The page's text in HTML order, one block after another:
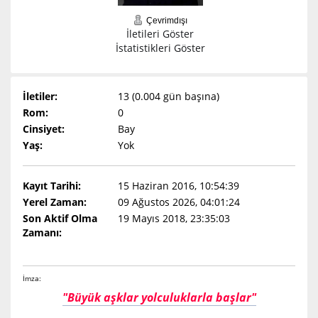
Çevrimdışı
İletileri Göster
İstatistikleri Göster
İletiler:
13 (0.004 gün başına)
Rom:
0
Cinsiyet:
Bay
Yaş:
Yok
Kayıt Tarihi:
15 Haziran 2016, 10:54:39
Yerel Zaman:
09 Ağustos 2026, 04:01:24
Son Aktif Olma
Zamanı:
19 Mayıs 2018, 23:35:03
İmza:
"Büyük aşklar yolculuklarla başlar"